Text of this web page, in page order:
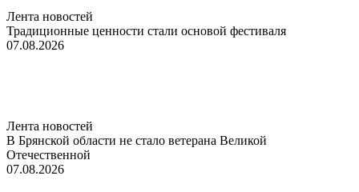
Лента новостей
Традиционные ценности стали основой фестиваля
07.08.2026
Лента новостей
В Брянской области не стало ветерана Великой
Отечественной
07.08.2026